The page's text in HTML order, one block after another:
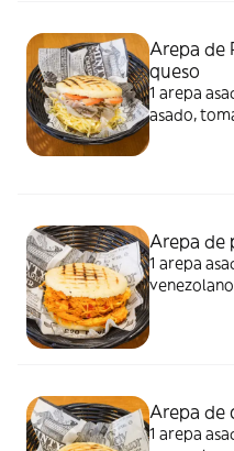
Arepa de
queso
1 arepa
asado,
Arepa de
1 arepa
Arepa de
1 arepa